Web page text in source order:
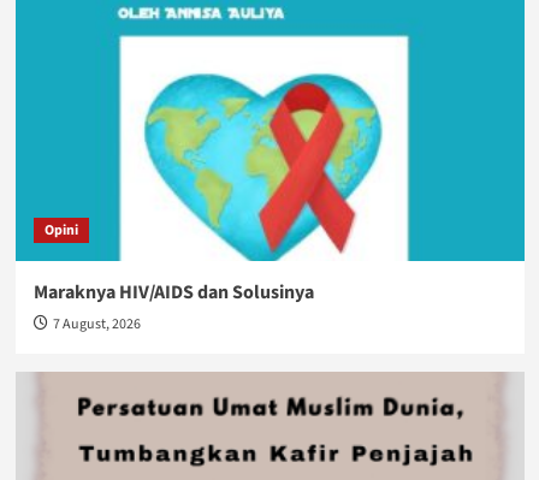
Opini
Maraknya HIV/AIDS dan Solusinya
7 August, 2026